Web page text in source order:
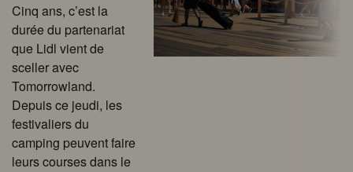
Cinq ans, c’est la
durée du partenariat
que Lidl vient de
sceller avec
Tomorrowland.
Depuis ce jeudi, les
festivaliers du
camping peuvent faire
leurs courses dans le